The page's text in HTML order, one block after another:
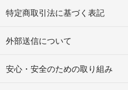
特定商取引法に基づく表記
外部送信について
安心・安全のための取り組み